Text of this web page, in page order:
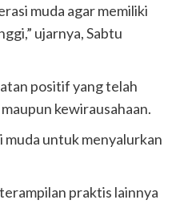
muda agar memiliki
ujarnya, Sabtu
positif yang telah
kewirausahaan.
untuk menyalurkan
praktis lainnya